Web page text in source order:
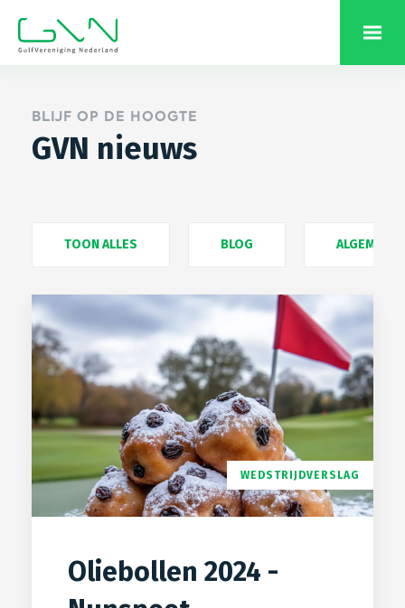
BLIJF OP DE HOOGTE
GVN nieuws
TOON ALLES BLOG ALGEMEEN
WEDSTRIJDVERSLAG
Oliebollen 2024 -